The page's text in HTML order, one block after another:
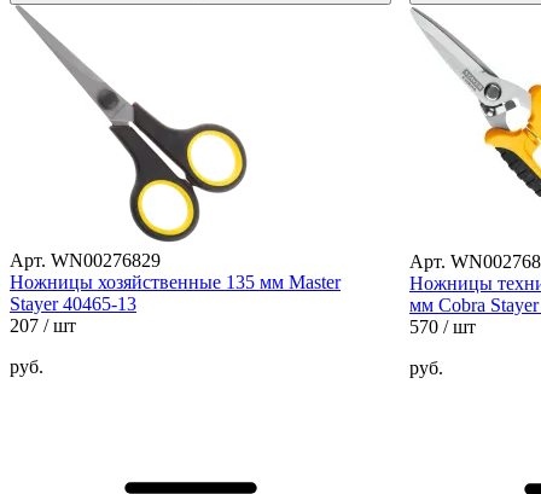
Арт. WN00276829
Ножницы хозяйственные 135 мм Master
Stayer 40465-13
207 / шт
руб.
Арт.
Ножницы
мм Cobra
570 / шт
руб.